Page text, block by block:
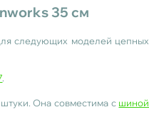
35 см
следующих моделей цепных
.
Она совместима с шиной